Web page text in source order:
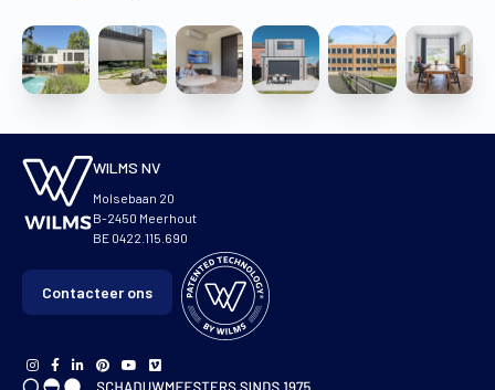
WILMS NV
Molsebaan 20
B-2450 Meerhout
BE 0422.115.690
Contacteer ons